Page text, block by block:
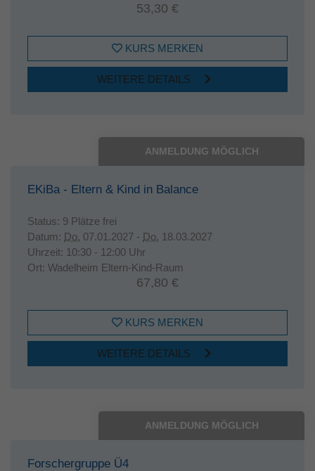
53,30 €
KURS MERKEN
WEITERE DETAILS
ANMELDUNG MÖGLICH
EKiBa - Eltern & Kind in Balance
Status: 9 Plätze frei
Datum: Do. 07.01.2027 - Do. 18.03.2027
Uhrzeit: 10:30 - 12:00 Uhr
Ort: Wadelheim Eltern-Kind-Raum
67,80 €
KURS MERKEN
WEITERE DETAILS
ANMELDUNG MÖGLICH
Forschergruppe Ü4